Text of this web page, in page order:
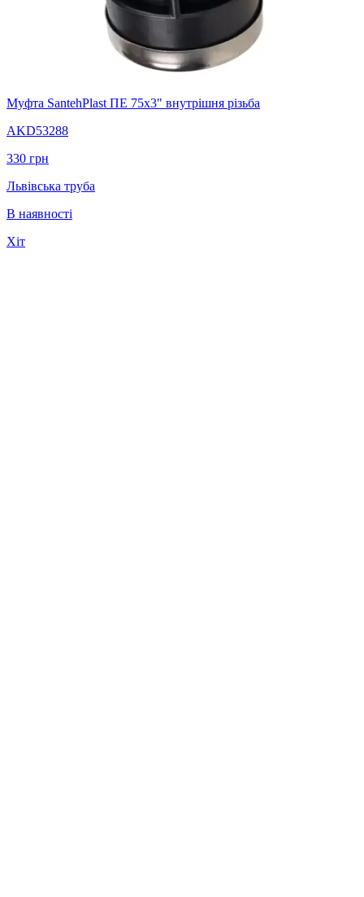
Муфта SantehPlast ПЕ 75x3" внутрішня різьба
AKD53288
330 грн
Львівська труба
В наявності
Хіт